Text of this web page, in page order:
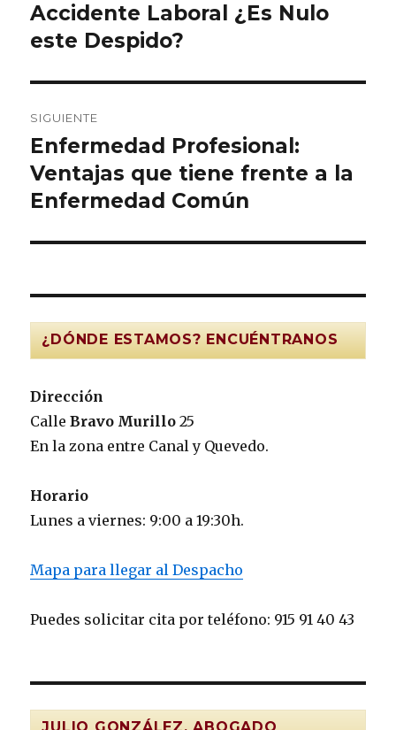
entradas
anterior:
Accidente Laboral ¿Es Nulo
este Despido?
SIGUIENTE
Entrada
siguiente:
Enfermedad Profesional:
Ventajas que tiene frente a la
Enfermedad Común
¿DÓNDE ESTAMOS? ENCUÉNTRANOS
Dirección
CalleBravo Murillo 25
En la zona entre Canal y Quevedo.
Horario
Lunes a viernes: 9:00 a 19:30h.
Mapa para llegar al Despacho
Puedes solicitar cita por teléfono: 915 91 40 43